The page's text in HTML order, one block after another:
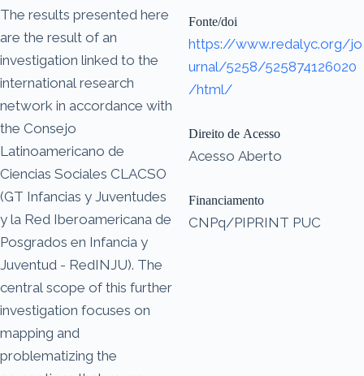
The results presented here
are the result of an
investigation linked to the
international research
network in accordance with
the Consejo
Latinoamericano de
Ciencias Sociales CLACSO
(GT Infancias y Juventudes
y la Red Iberoamericana de
Posgrados en Infancia y
Juventud - RedINJU). The
central scope of this further
investigation focuses on
mapping and
problematizing the
Fonte/doi
https://www.redalyc.org/jo
urnal/5258/525874126020
/html/
Direito de Acesso
Acesso Aberto
Financiamento
CNPq/PIPRINT PUC